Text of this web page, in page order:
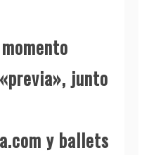
junto
y ballets